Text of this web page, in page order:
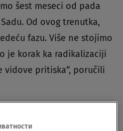
šest meseci od pada
Od ovog trenutka,
fazu. Više ne stojimo
je korak ka radikalizaciji
vidove pritiska“, poručili